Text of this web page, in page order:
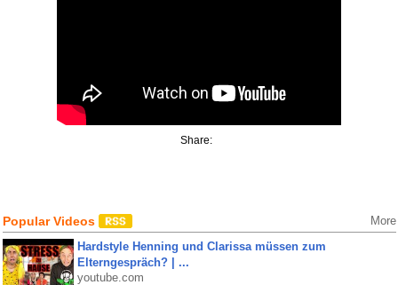
Share:
Popular Videos More
Hardstyle Henning und Clarissa müssen zum
Elterngespräch? | ...
youtube.com